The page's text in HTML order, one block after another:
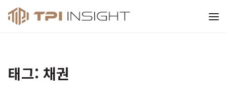
티피아이 인사이트
태그: 채권